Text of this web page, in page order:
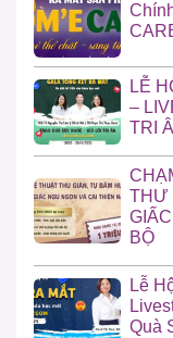
LỄ
–
TRI
THƯ
BỘ
Lễ
Quà